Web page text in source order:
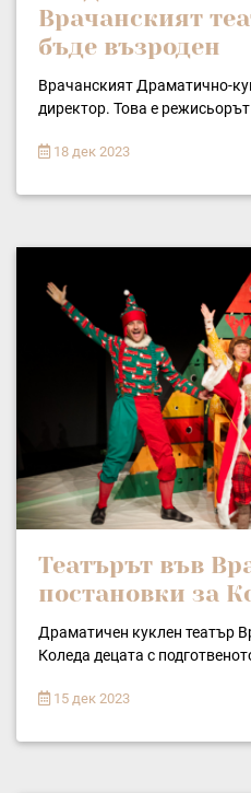
Врачанският
бъде възроден
Врачанският Драматично-
директор. Това е
18 дек 2023
Театърът във
постановки за
Драматичен куклен театър
Коледа децата с
15 дек 2023